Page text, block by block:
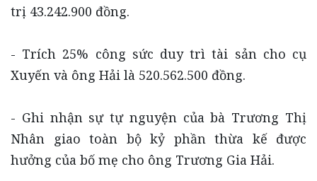
trị 43.242.900 đồng.
- Trích 25% công sức duy trì tài sản cho cụ
Xuyến và ông Hải là 520.562.500 đồng.
- Ghi nhận sự tự nguyện của bà Trương Thị
Nhân giao toàn bộ kỷ phần thừa kế được
hưởng của bố mẹ cho ông Trương Gia Hải.